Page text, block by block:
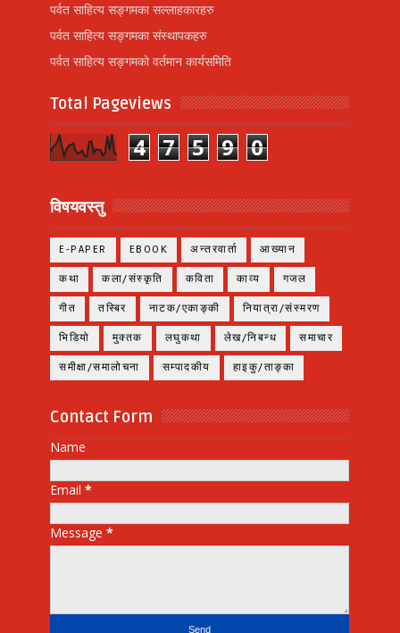
पर्वत साहित्य सङ्गमका सल्लाहकारहरु
पर्वत साहित्य सङ्गमका संस्थापकहरु
पर्वत साहित्य सङ्गमको वर्तमान कार्यसमिति
Total Pageviews
4 7 5 9 0
विषयवस्तु
E-PAPER EBOOK अन्तरवार्ता आख्यान
कथा कला/संस्कृति कविता काव्य गजल
गीत तस्बिर नाटक/एकाङ्की नियात्रा/संस्मरण
भिडियो मुक्तक लघुकथा लेख/निबन्ध समाचार
समीक्षा/समालोचना सम्पादकीय हाइकु/ताङ्का
Contact Form
Name
Email*
Message*